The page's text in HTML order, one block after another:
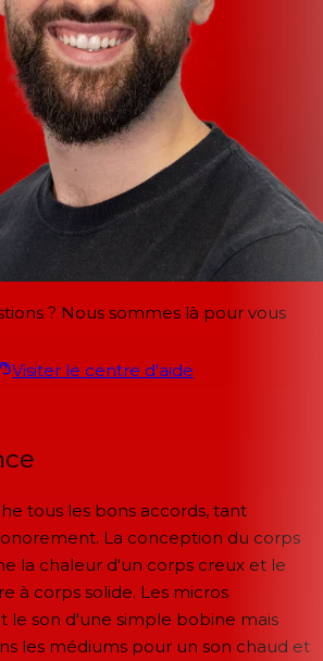
? Nous sommes là pour vous
Visiter le centre d'aide
tous les bons accords, tant
La conception du corps
la chaleur d'un corps creux et le
à corps solide. Les micros
le son d'une simple bobine mais
les médiums pour un son chaud et